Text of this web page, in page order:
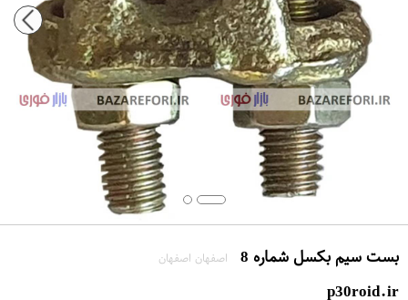
بست سیم بکسل شماره 8 اصفهان اصفهان
p30roid.ir